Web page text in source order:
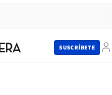
SUSCRÍBETE